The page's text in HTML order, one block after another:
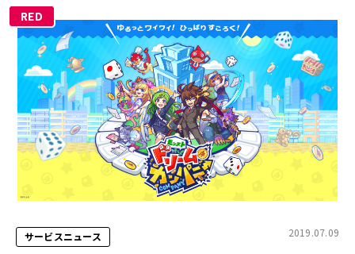
RED
サービスニュース 2019.07.09